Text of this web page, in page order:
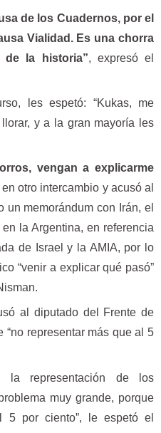
de los Cuadernos, por el
Vialidad. Es una chorra
la historia”, expresó el
les espetó: “Kukas, me
y a la gran mayoría les
vengan a explicarme
en otro intercambio y acusó al
un memorándum con Irán, el
la Argentina, en referencia
de Israel y la AMIA, por lo
“venir a explicar qué pasó”
al diputado del Frente de
“no representar más que al 5
representación de los
muy grande, porque
por ciento”, le espetó el